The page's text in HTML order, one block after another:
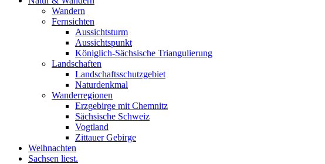
Wandern
Fernsichten
Aussichtsturm
Aussichtspunkt
Königlich-Sächsische Triangulierung
Landschaften
Landschaftsschutzgebiet
Naturdenkmal
Wanderregionen
Erzgebirge mit Chemnitz
Sächsische Schweiz
Vogtland
Zittauer Gebirge
Weihnachten
Sachsen liest.